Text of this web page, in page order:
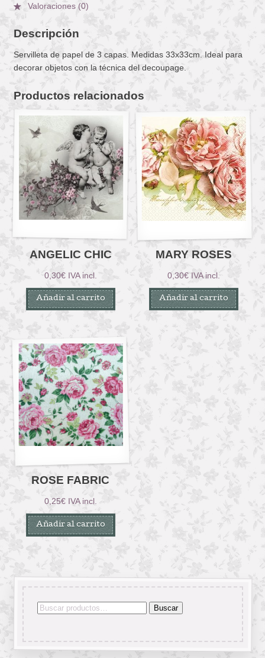
Valoraciones (0)
Descripción
Servilleta de papel de 3 capas. Medidas 33x33cm. Ideal para
decorar objetos con la técnica del decoupage.
Productos relacionados
ANGELIC CHIC
0,30€ IVA incl.
Añadir al carrito
MARY ROSES
0,30€ IVA incl.
Añadir al carrito
ROSE FABRIC
0,25€ IVA incl.
Añadir al carrito
Buscar
Buscar